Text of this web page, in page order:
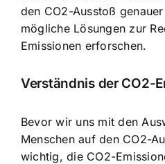
den CO2-Ausstoß
mögliche Lösungen zur
Emissionen erforschen.
Verständnis der CO2-
Bevor wir uns mit den
Menschen auf den CO2-
wichtig, die CO2-